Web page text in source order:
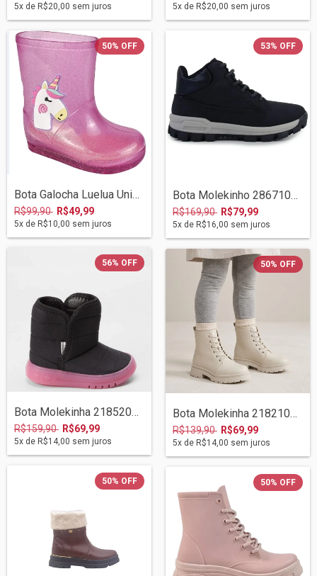
5x de R$20,00 sem juros 5x de R$20,00 sem juros
50% OFF
Bota Galocha Luelua Unicornio 41433-807...
R$99,90 R$49,99
5x de R$10,00 sem juros
53% OFF
Bota Molekinho 2867103 Preto
R$169,90 R$79,99
5x de R$16,00 sem juros
56% OFF
Bota Molekinha 2185200 Preto
R$159,90 R$69,99
5x de R$14,00 sem juros
50% OFF
Bota Molekinha 2182100 Branco Off
R$139,90 R$69,99
5x de R$14,00 sem juros
50% OFF 50% OFF